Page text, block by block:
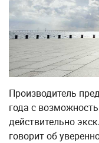
Производитель
года с
действительно
говорит об